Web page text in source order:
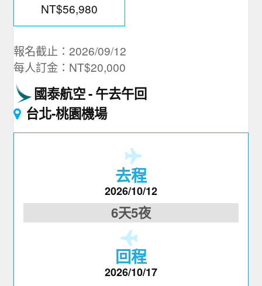
NT$56,980
報名截止：2026/09/12
每人訂金：NT$20,000
國泰航空 午去午回
台北-桃園機場
去程
2026/10/12
6天5夜
回程
2026/10/17